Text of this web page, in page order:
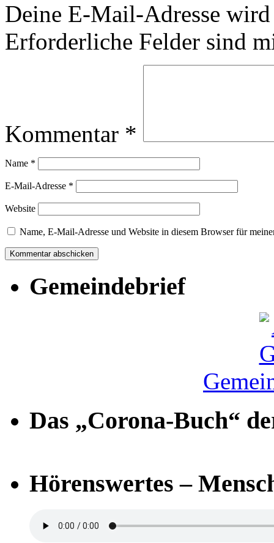
Deine E-Mail-Adresse
Erforderliche Felder sind
Kommentar *
Name *
E-Mail-Adresse *
Website
Name, E-Mail-Adresse und Website in diesem Browser für
Gemeindebrief
Das „Corona-Buch“
Hörenswertes –